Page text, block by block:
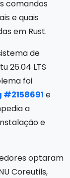
comandos
e quais
em Rust.
de
26.04 LTS
foi
#2158691 e
a
e
optaram
Coreutils,